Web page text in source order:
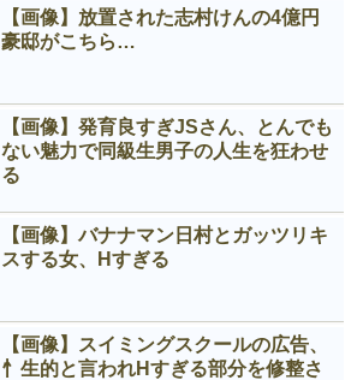
【画像】放置された志村けんの4億円
豪邸がこちら…
【画像】発育良すぎJSさん、とんでも
ない魅力で同級生男子の人生を狂わせ
る
【画像】バナナマン日村とガッツリキ
スする女、Нすぎる
【画像】スイミングスクールの広告、
忄生的と言われНすぎる部分を修整さ